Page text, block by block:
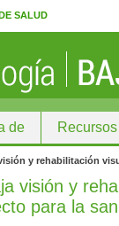
SALUD
de
y rehabilitación
visión y
para la